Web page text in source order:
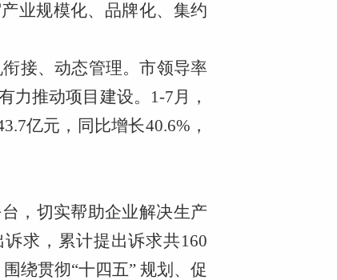
业规模化、品牌化、集约
接、动态管理。市领导率
力推动项目建设。 1-7月，
亿元，同比增长40.6%，
，切实帮助企业解决生产
求，累计提出诉求共160
绕贯彻“十四五” 规划、促